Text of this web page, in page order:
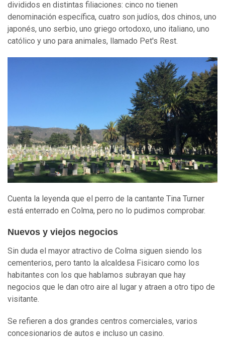
divididos en distintas filiaciones: cinco no tienen
denominación específica, cuatro son judíos, dos chinos, uno
japonés, uno serbio, uno griego ortodoxo, uno italiano, uno
católico y uno para animales, llamado Pet's Rest.
Cuenta la leyenda que el perro de la cantante Tina Turner
está enterrado en Colma, pero no lo pudimos comprobar.
Nuevos y viejos negocios
Sin duda el mayor atractivo de Colma siguen siendo los
cementerios, pero tanto la alcaldesa Fisicaro como los
habitantes con los que hablamos subrayan que hay
negocios que le dan otro aire al lugar y atraen a otro tipo de
visitante.
Se refieren a dos grandes centros comerciales, varios
concesionarios de autos e incluso un casino.